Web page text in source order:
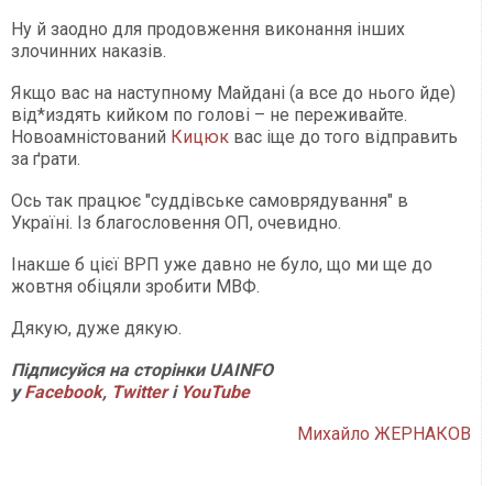
Ну й заодно для продовження виконання інших
злочинних наказів.
Якщо вас на наступному Майдані (а все до нього йде)
від*издять кийком по голові – не переживайте.
Новоамністований Кицюк вас іще до того відправить
за ґрати.
Ось так працює "суддівське самоврядування" в
Україні. Із благословення ОП, очевидно.
Інакше б цієї ВРП уже давно не було, що ми ще до
жовтня обіцяли зробити МВФ.
Дякую, дуже дякую.
Підписуйся на сторінки UAINFO
уFacebook, Twitterі YouTube
Михайло ЖЕРНАКОВ